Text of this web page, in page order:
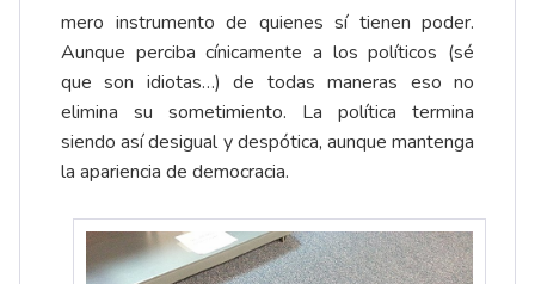
mero instrumento de quienes sí tienen poder.
Aunque perciba cínicamente a los políticos (sé
que son idiotas…) de todas maneras eso no
elimina su sometimiento. La política termina
siendo así desigual y despótica, aunque mantenga
la apariencia de democracia.